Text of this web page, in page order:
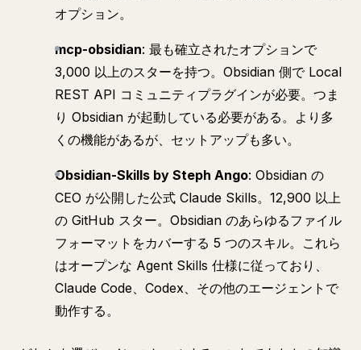
オプション。
mcp-obsidian: 最も確立されたオプションで
3,000 以上のスターを持つ。Obsidian 側で Local
REST API コミュニティプラグインが必要。つま
り Obsidian が起動している必要がある。より多
くの機能があるが、セットアップも多い。
Obsidian-Skills by Steph Ango: Obsidian の
CEO が公開した公式 Claude Skills。12,900 以上
の GitHub スター。Obsidian のあらゆるファイル
フォーマットをカバーする 5 つのスキル。これら
はオープンな Agent Skills 仕様に従っており、
Claude Code、Codex、その他のエージェントで
動作する。